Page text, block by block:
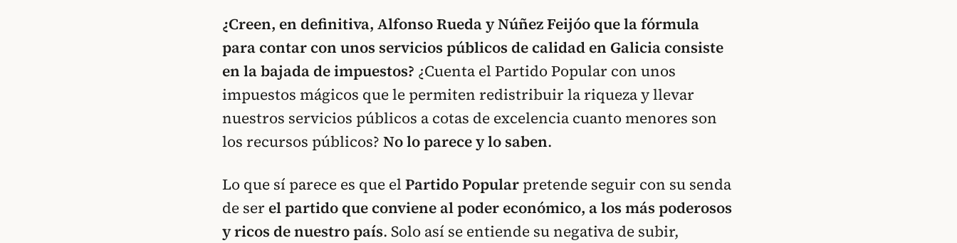
¿Creen, en definitiva, Alfonso Rueda y Núñez Feijóo que la fórmula
para contar con unos servicios públicos de calidad en Galicia consiste
en la bajada de impuestos? ¿Cuenta el Partido Popular con unos
impuestos mágicos que le permiten redistribuir la riqueza y llevar
nuestros servicios públicos a cotas de excelencia cuanto menores son
los recursos públicos? No lo parece y lo saben.
Lo que sí parece es que elPartido Popular pretende seguir con su senda
de ser el partido que conviene al poder económico, a los más poderosos
y ricos de nuestro país. Solo así se entiende su negativa de subir,